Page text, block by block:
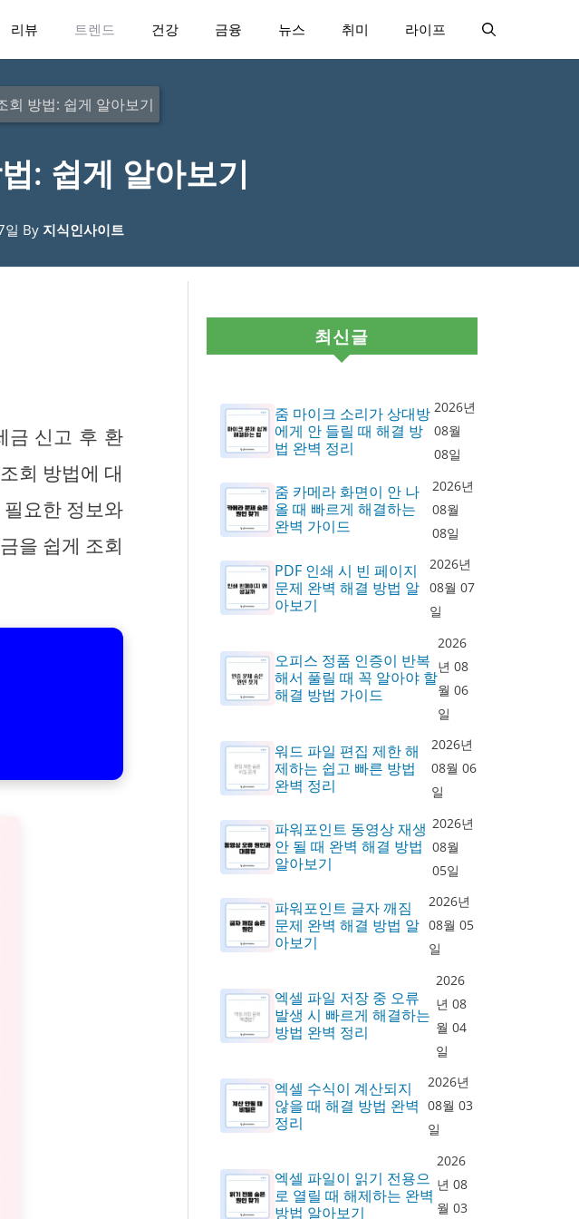
리뷰 트렌드 건강 금융 뉴스 취미 라이프
회 방법: 쉽게 알아보기
: 쉽게 알아보기
일 By 지식인사이트
금 신고 후 환
회 방법에 대
요한 정보와
을 쉽게 조회
최신글
줌 마이크 소리가 상대방
에게 안 들릴 때 해결 방
법 완벽 정리
2026년
08월
08일
줌 카메라 화면이 안 나
올 때 빠르게 해결하는
완벽 가이드
2026년
08월
08일
PDF 인쇄 시 빈 페이지
문제 완벽 해결 방법 알
아보기
2026년
08월 07
일
오피스 정품 인증이 반복
해서 풀릴 때 꼭 알아야 할
해결 방법 가이드
2026
년 08
월 06
일
워드 파일 편집 제한 해
제하는 쉽고 빠른 방법
완벽 정리
2026년
08월 06
일
파워포인트 동영상 재생
안 될 때 완벽 해결 방법
알아보기
2026년
08월
05일
파워포인트 글자 깨짐
문제 완벽 해결 방법 알
아보기
2026년
08월 05
일
엑셀 파일 저장 중 오류
발생 시 빠르게 해결하는
방법 완벽 정리
2026
년 08
월 04
일
엑셀 수식이 계산되지
않을 때 해결 방법 완벽
정리
2026년
08월 03
일
엑셀 파일이 읽기 전용으
로 열릴 때 해제하는 완벽
방법 알아보기
2026
년 08
월 03